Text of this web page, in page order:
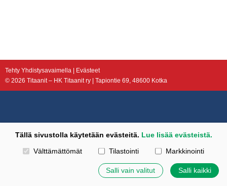
Tehty Yhdistysavaimella
Evästeet
© 2026 Titaanit – HK Titaanit ry | Tapiontie 69, 48600 Kotka
Tällä sivustolla käytetään evästeitä. Lue lisää evästeistä.
Valitse käytettävät evästeet
Välttämättömät Tilastointi Markkinointi
Salli vain valitut Salli kaikki